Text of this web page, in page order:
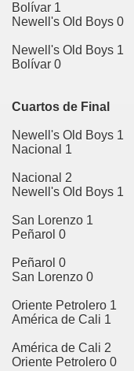
Bolívar 1
Newell's Old Boys 0
Newell's Old Boys 1
Bolívar 0
Cuartos de Final
Newell's Old Boys 1
Nacional 1
Nacional 2
Newell's Old Boys 1
San Lorenzo 1
Peñarol 0
Peñarol 0
San Lorenzo 0
Oriente Petrolero 1
América de Cali 1
América de Cali 2
Oriente Petrolero 0
Fajardo
del Sara Sara